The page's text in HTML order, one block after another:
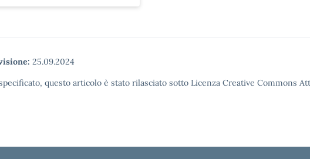
25.09.2024
questo articolo è stato rilasciato sotto Licenza Creative Commons